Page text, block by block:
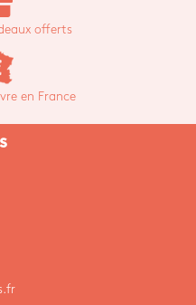
offerts
en France